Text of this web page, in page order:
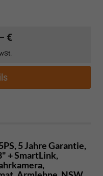
€
5 Jahre Garantie,
+ SmartLink,